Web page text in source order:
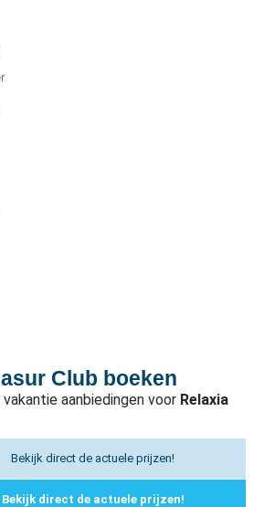
Club boeken
aanbiedingen voor Relaxia
Bekijk direct de actuele prijzen!
Bekijk direct de actuele prijzen!